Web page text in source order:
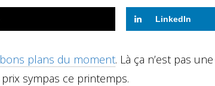
LinkedIn
plans du moment. Là ça n’est pas
sympas ce printemps.